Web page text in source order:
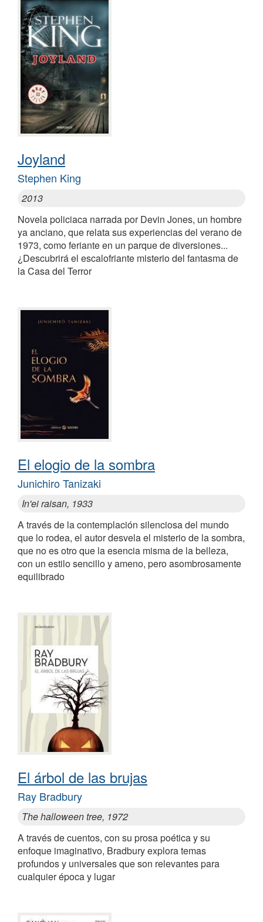
Joyland
Stephen King
2013
Novela policiaca narrada por Devin Jones, un hombre
ya anciano, que relata sus experiencias del verano de
1973, como feriante en un parque de diversiones...
¿Descubrirá el escalofriante misterio del fantasma de
la Casa del Terror
El elogio de la sombra
Junichiro Tanizaki
In'ei raisan, 1933
A través de la contemplación silenciosa del mundo
que lo rodea, el autor desvela el misterio de la sombra,
que no es otro que la esencia misma de la belleza,
con un estilo sencillo y ameno, pero asombrosamente
equilibrado
El árbol de las brujas
Ray Bradbury
The halloween tree, 1972
A través de cuentos, con su prosa poética y su
enfoque imaginativo, Bradbury explora temas
profundos y universales que son relevantes para
cualquier época y lugar